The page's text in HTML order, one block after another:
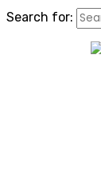
Search for: